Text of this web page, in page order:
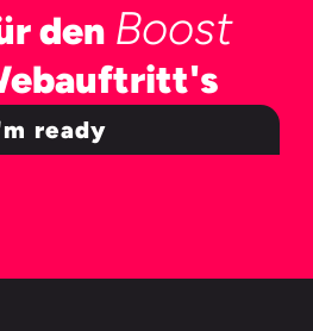
den Boost
ready